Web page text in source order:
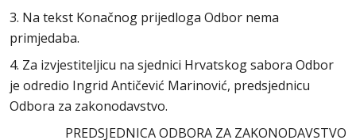
3. Na tekst Konačnog prijedloga Odbor nema
primjedaba.
4. Za izvjestiteljicu na sjednici Hrvatskog sabora Odbor
je odredio Ingrid Antičević Marinović, predsjednicu
Odbora za zakonodavstvo.
PREDSJEDNICA ODBORA ZA ZAKONODAVSTVO